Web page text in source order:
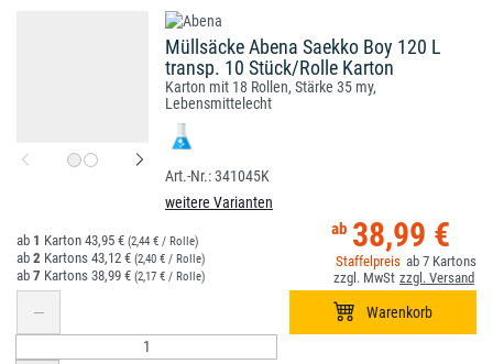
Müllsäcke Abena Saekko Boy 120 L
transp. 10 Stück/Rolle Karton
Karton mit 18 Rollen, Stärke 35 my,
Lebensmittelecht
341045K
weitere Varianten
38,99 €
7
1 43,95 € (2,44 € / Rolle)
2 43,12 € (2,40 € / Rolle)
7 38,99 € (2,17 € / Rolle)